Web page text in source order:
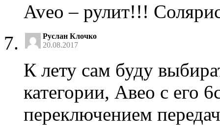
Aveo – рулит!!!
Руслан Клочко
20.08.2017
К лету сам буду
категории, Авео с его
переключением